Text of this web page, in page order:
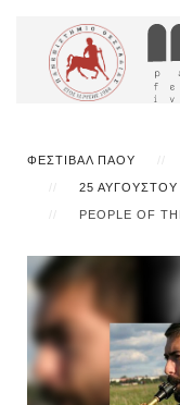
ΦΕΣΤΙΒΆΛ ΠΆΟΥ
25 ΑΥΓΟΎΣΤΟΥ
​PEOPLE OF